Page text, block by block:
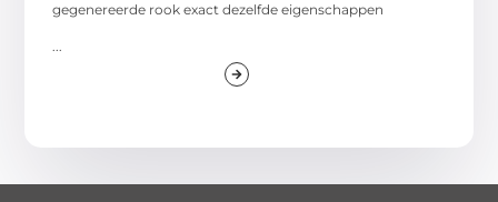
gegenereerde rook exact dezelfde eigenschappen